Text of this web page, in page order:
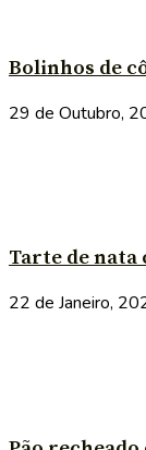
Bolinhos de
29 de Outubro,
Tarte de nata
22 de Janeiro,